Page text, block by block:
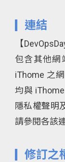
連結
【
包含其他網
iThome 之
均與
隱私權聲明
請參閱各該
修訂之